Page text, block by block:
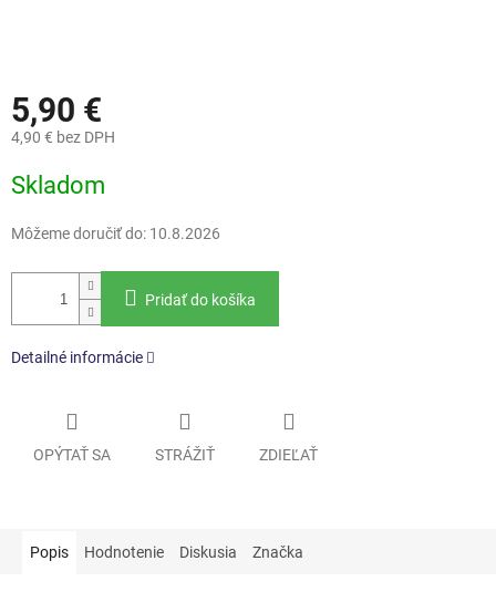
5,90 €
4,90 € bez DPH
cena:
Skladom
Môžeme doručiť do: 10.8.2026
Pridať do košíka
Detailné informácie
OPÝTAŤ SA STRÁŽIŤ ZDIEĽAŤ
Popis Hodnotenie Diskusia Značka